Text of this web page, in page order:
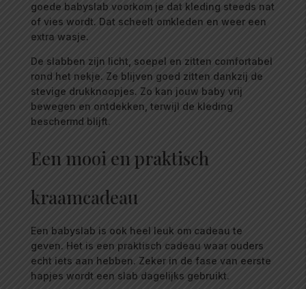
goede babyslab voorkom je dat kleding steeds nat
of vies wordt. Dat scheelt omkleden en weer een
extra wasje.
De slabben zijn licht, soepel en zitten comfortabel
rond het nekje. Ze blijven goed zitten dankzij de
stevige drukknoopjes. Zo kan jouw baby vrij
bewegen en ontdekken, terwijl de kleding
beschermd blijft.
Een mooi en praktisch
kraamcadeau
Een babyslab is ook heel leuk om cadeau te
geven. Het is een praktisch cadeau waar ouders
echt iets aan hebben. Zeker in de fase van eerste
hapjes wordt een slab dagelijks gebruikt.